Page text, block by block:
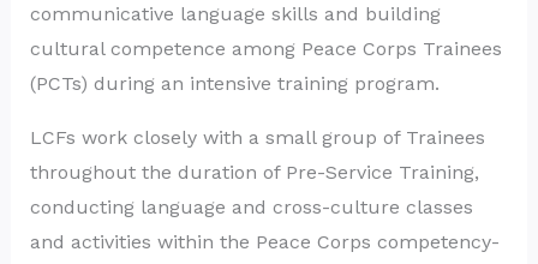
communicative language skills and building
cultural competence among Peace Corps Trainees
(PCTs) during an intensive training program.
LCFs work closely with a small group of Trainees
throughout the duration of Pre-Service Training,
conducting language and cross-culture classes
and activities within the Peace Corps competency-